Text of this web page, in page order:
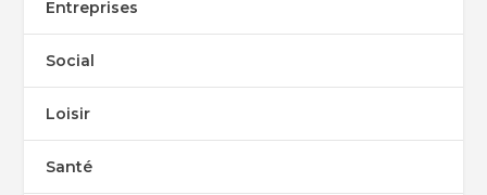
Entreprises
Social
Loisir
Santé